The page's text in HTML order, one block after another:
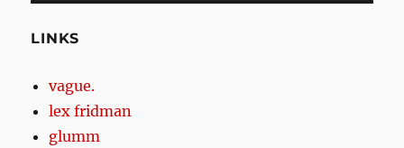
LINKS
vague.
lex fridman
glumm